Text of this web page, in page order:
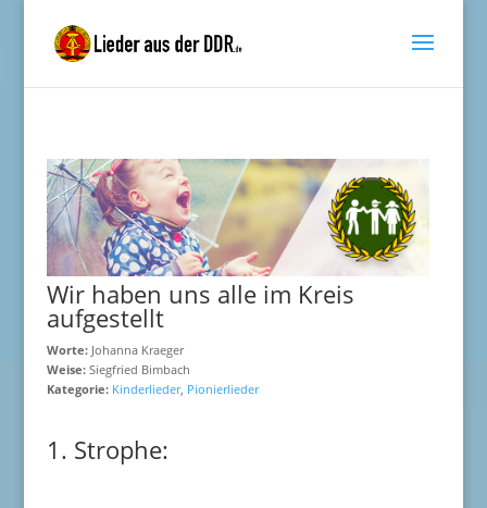
Wir haben uns alle im Kreis
aufgestellt
Worte:Johanna Kraeger
Weise:Siegfried Bimbach
Kategorie: Kinderlieder, Pionierlieder
1. Strophe: